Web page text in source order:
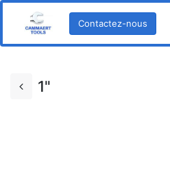
Contactez-nous
1"